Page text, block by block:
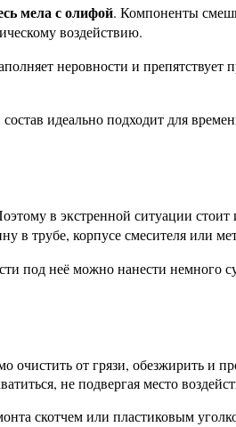
мела с олифой. Компоненты
воздействию.
неровности и
идеально подходит для
в экстренной ситуации стоит
в трубе, корпусе смесителя или
под неё можно нанести немного
очистить от грязи, обезжирить и
не подвергая место
скотчем или пластиковым